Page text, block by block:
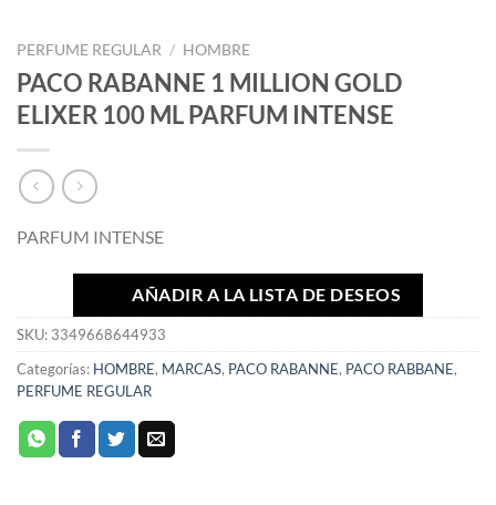
PERFUME REGULAR / HOMBRE
PACO RABANNE 1 MILLION GOLD
ELIXER 100 ML PARFUM INTENSE
PARFUM INTENSE
AÑADIR A LA LISTA DE DESEOS
SKU: 3349668644933
Categorías: HOMBRE, MARCAS, PACO RABANNE, PACO RABBANE,
PERFUME REGULAR